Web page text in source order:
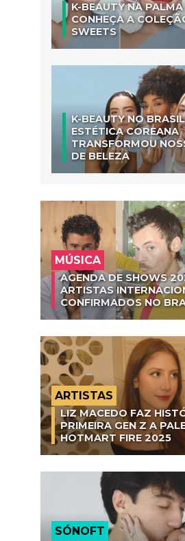
K-BEAUTY NA
CONHEÇA A
SWEETS
K-BEAUTY NO
ESTÉTICA COREANA
TRANSFORMOU
DE BELEZA
MÚSICA
AGENDA DE SHOWS
ARTISTAS
CONFIRMADOS NO
ARTISTAS
LIZ MACEDO FAZ
PRIMEIRA GEN Z A
HOTMART FIRE 2025
SÓNOFT